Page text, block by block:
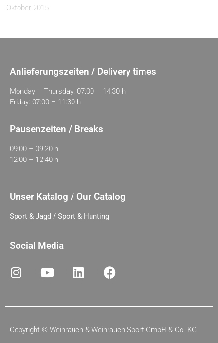
Oktober 2015
Anlieferungszeiten / Delivery times
Monday – Thursday: 07:00 – 14:30 h
Friday: 07:00 – 11:30 h
Pausenzeiten / Breaks
09:00 – 09:20 h
12:00 – 12:40 h
Unser Katalog / Our Catalog
Sport & Jagd / Sport & Hunting
Social Media
Copyright © Weihrauch & Weihrauch Sport GmbH & Co. KG